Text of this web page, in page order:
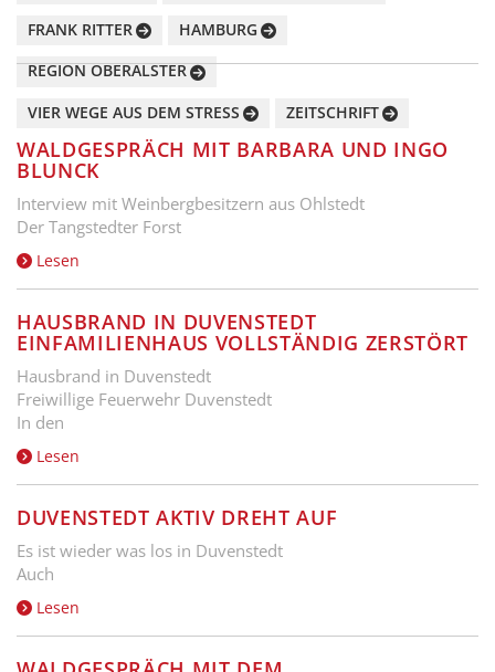
FRANK RITTER
HAMBURG
REGION OBERALSTER
VIER WEGE AUS DEM STRESS
ZEITSCHRIFT
WALDGESPRÄCH MIT BARBARA UND INGO
BLUNCK
Interview mit Weinbergbesitzern aus Ohlstedt
Der Tangstedter Forst
Lesen
HAUSBRAND IN DUVENSTEDT
EINFAMILIENHAUS VOLLSTÄNDIG ZERSTÖRT
Hausbrand in Duvenstedt
Freiwillige Feuerwehr Duvenstedt
In den
Lesen
DUVENSTEDT AKTIV DREHT AUF
Es ist wieder was los in Duvenstedt
Auch
Lesen